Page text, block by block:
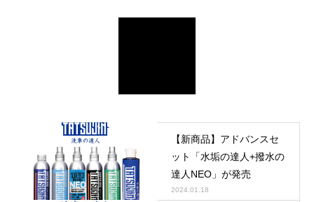
【新商品】アドバンスセ
ット「水垢の達人+撥水の
達人NEO」が発売
2024.01.18